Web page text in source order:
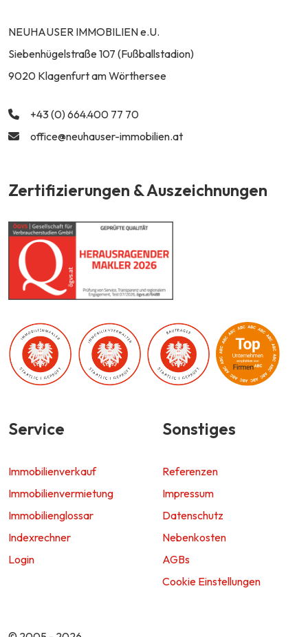
NEUHAUSER IMMOBILIEN e.U.
Siebenhügelstraße 107 (Fußballstadion)
9020 Klagenfurt am Wörthersee
+43 (0) 664.400 77 70
office@neuhauser-immobilien.at
Zertifizierungen & Auszeichnungen
Service
Immobilienverkauf
Immobilienvermietung
Immobilienglossar
Indexrechner
Login
Sonstiges
Referenzen
Impressum
Datenschutz
Nebenkosten
AGBs
Cookie Einstellungen